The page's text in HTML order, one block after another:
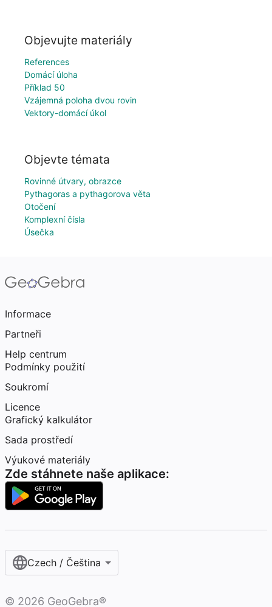
Objevujte materiály
References
Domácí úloha
Příklad 50
Vzájemná poloha dvou rovin
Vektory-domácí úkol
Objevte témata
Rovinné útvary, obrazce
Pythagoras a pythagorova věta
Otočení
Komplexní čísla
Úsečka
Informace
Partneři
Help centrum
Podmínky použití
Soukromí
Licence
Grafický kalkulátor
Sada prostředí
Výukové materiály
Zde stáhnete naše aplikace:
Czech / Čeština‎
© 2026 GeoGebra®